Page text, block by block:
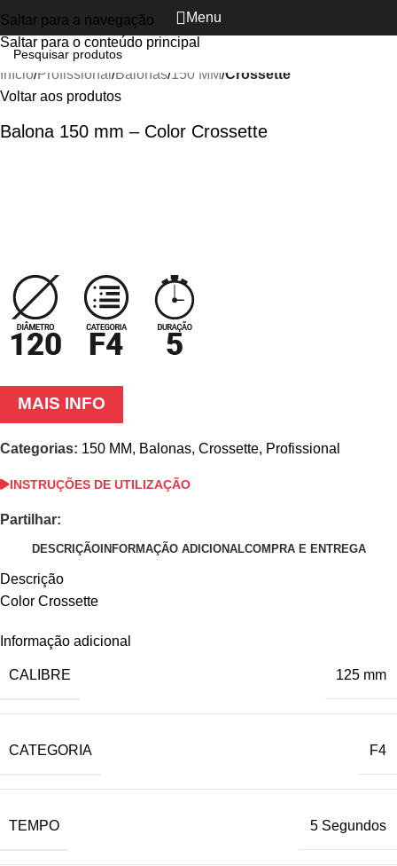
Saltar para a navegação
Saltar para o conteúdo principal
Menu
Ver vídeo Clique para ampliar
Início Profissional Balonas 150 MM Crossette
Voltar aos produtos
Balona 150 mm – Color Crossette
MAIS INFO
Categorias: 150 MM, Balonas, Crossette, Profissional
INSTRUÇÕES DE UTILIZAÇÃO
Partilhar:
DESCRIÇÃOINFORMAÇÃO ADICIONALCOMPRA E ENTREGA
Descrição
Color Crossette
Informação adicional
CALIBRE 125 mm
CATEGORIA F4
TEMPO 5 Segundos